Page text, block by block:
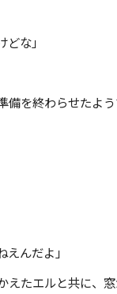
な」
を終わらせたよ
んだよ」
たエルと共に、窓